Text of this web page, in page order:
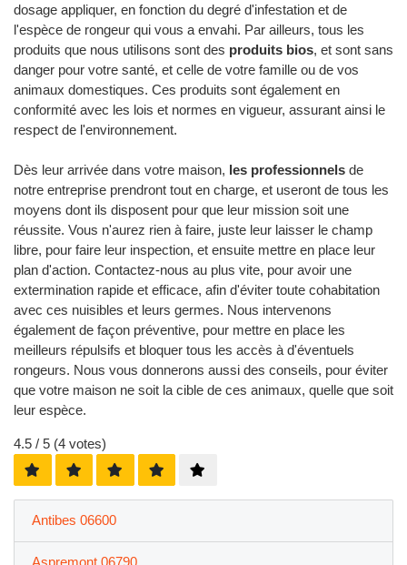
dosage appliquer, en fonction du degré d'infestation et de
l'espèce de rongeur qui vous a envahi. Par ailleurs, tous les
produits que nous utilisons sont des produits bios, et sont sans
danger pour votre santé, et celle de votre famille ou de vos
animaux domestiques. Ces produits sont également en
conformité avec les lois et normes en vigueur, assurant ainsi le
respect de l'environnement.
Dès leur arrivée dans votre maison, les professionnels de
notre entreprise prendront tout en charge, et useront de tous les
moyens dont ils disposent pour que leur mission soit une
réussite. Vous n'aurez rien à faire, juste leur laisser le champ
libre, pour faire leur inspection, et ensuite mettre en place leur
plan d'action. Contactez-nous au plus vite, pour avoir une
extermination rapide et efficace, afin d'éviter toute cohabitation
avec ces nuisibles et leurs germes. Nous intervenons
également de façon préventive, pour mettre en place les
meilleurs répulsifs et bloquer tous les accès à d'éventuels
rongeurs. Nous vous donnerons aussi des conseils, pour éviter
que votre maison ne soit la cible de ces animaux, quelle que soit
leur espèce.
4.5 / 5 (4 votes)
Antibes 06600
Aspremont 06790